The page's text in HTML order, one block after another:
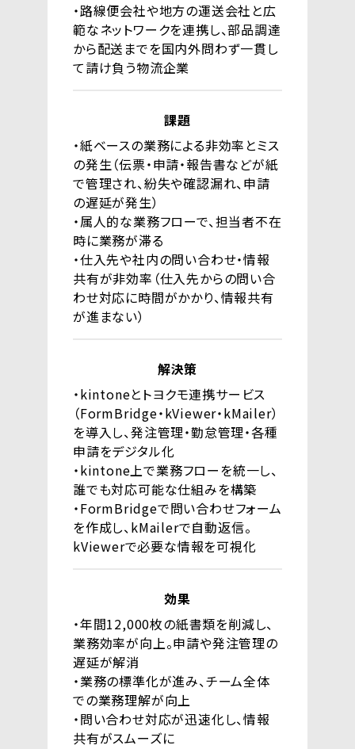
・路線便会社や地方の運送会社と広
範なネットワークを連携し、部品調達
から配送までを国内外問わず一貫し
て請け負う物流企業
課題
・紙ベースの業務による非効率とミス
の発生（伝票・申請・報告書などが紙
で管理され、紛失や確認漏れ、申請
の遅延が発生）
・属人的な業務フローで、担当者不在
時に業務が滞る
・仕入先や社内の問い合わせ・情報
共有が非効率（仕入先からの問い合
わせ対応に時間がかかり、情報共有
が進まない）
解決策
・kintoneとトヨクモ連携サービス
（FormBridge・kViewer・kMailer）
を導入し、発注管理・勤怠管理・各種
申請をデジタル化
・kintone上で業務フローを統一し、
誰でも対応可能な仕組みを構築
・FormBridgeで問い合わせフォーム
を作成し、kMailerで自動返信。
kViewerで必要な情報を可視化
効果
・年間12,000枚の紙書類を削減し、
業務効率が向上。申請や発注管理の
遅延が解消
・業務の標準化が進み、チーム全体
での業務理解が向上
・問い合わせ対応が迅速化し、情報
共有がスムーズに